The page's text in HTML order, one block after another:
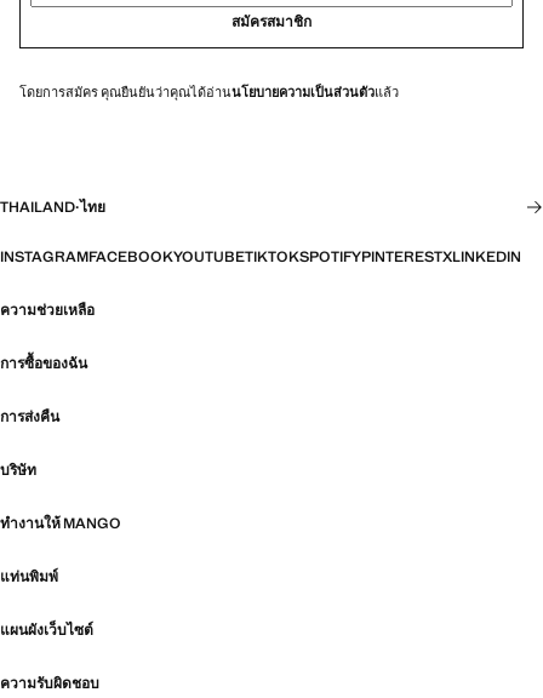
สมัครสมาชิก
โดยการสมัคร คุณยืนยันว่าคุณได้อ่านนโยบายความเป็นส่วนตัวแล้ว
THAILAND·ไทย
INSTAGRAMFACEBOOKYOUTUBETIKTOKSPOTIFYPINTERESTXLINKEDIN
ความช่วยเหลือ
การซื้อของฉัน
การส่งคืน
บริษัท
ทำงานให้ MANGO
แท่นพิมพ์
แผนผังเว็บไซต์
ความรับผิดชอบ